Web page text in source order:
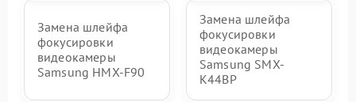
Замена шлейфа
фокусировки
видеокамеры
Samsung HMX-F90
Замена шлейфа
фокусировки
видеокамеры
Samsung SMX-
K44BP